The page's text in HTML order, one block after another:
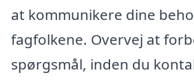
at kommunikere dine
fagfolkene. Overvej at
spørgsmål, inden du